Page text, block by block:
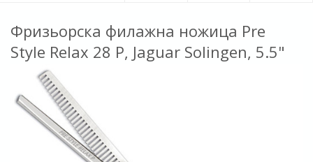
Фризьорска филажна ножица Pre
Style Relax 28 P, Jaguar Solingen, 5.5"